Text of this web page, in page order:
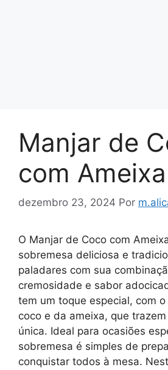
Manjar de
com Ameixa
dezembro 23, 2024 Por
O Manjar de Coco com
sobremesa deliciosa e
paladares com sua
cremosidade e sabor
tem um toque especial, com
coco e da ameixa, que
única. Ideal para ocasiões
sobremesa é simples de
conquistar todos à mesa.